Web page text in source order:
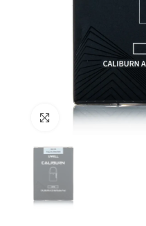
Zum Vergrössern